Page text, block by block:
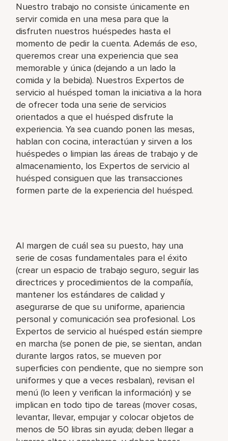
Nuestro trabajo no consiste únicamente en
servir comida en una mesa para que la
disfruten nuestros huéspedes hasta el
momento de pedir la cuenta. Además de eso,
queremos crear una experiencia que sea
memorable y única (dejando a un lado la
comida y la bebida). Nuestros Expertos de
servicio al huésped toman la iniciativa a la hora
de ofrecer toda una serie de servicios
orientados a que el huésped disfrute la
experiencia. Ya sea cuando ponen las mesas,
hablan con cocina, interactúan y sirven a los
huéspedes o limpian las áreas de trabajo y de
almacenamiento, los Expertos de servicio al
huésped consiguen que las transacciones
formen parte de la experiencia del huésped.
Al margen de cuál sea su puesto, hay una
serie de cosas fundamentales para el éxito
(crear un espacio de trabajo seguro, seguir las
directrices y procedimientos de la compañía,
mantener los estándares de calidad y
asegurarse de que su uniforme, apariencia
personal y comunicación sea profesional. Los
Expertos de servicio al huésped están siempre
en marcha (se ponen de pie, se sientan, andan
durante largos ratos, se mueven por
superficies con pendiente, que no siempre son
uniformes y que a veces resbalan), revisan el
menú (lo leen y verifican la información) y se
implican en todo tipo de tareas (mover cosas,
levantar, llevar, empujar y colocar objetos de
menos de 50 libras sin ayuda; deben llegar a